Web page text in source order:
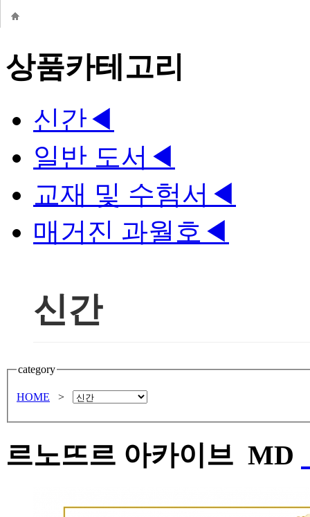
상품카테고리
신간◀
일반 도서 ◀
교재 및 수험서 ◀
매거진 과월호 ◀
신간
category
HOME >
르노뜨르 아카이브 MD